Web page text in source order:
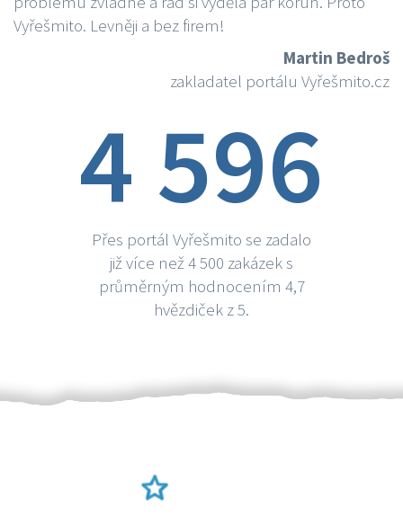
Vyřešmito. Levněji a bez firem!
Martin Bedroš
zakladatel portálu Vyřešmito.cz
4 596
Přes portál Vyřešmito se zadalo
již více než 4 500 zakázek s
průměrným hodnocením 4,7
hvězdiček z 5.